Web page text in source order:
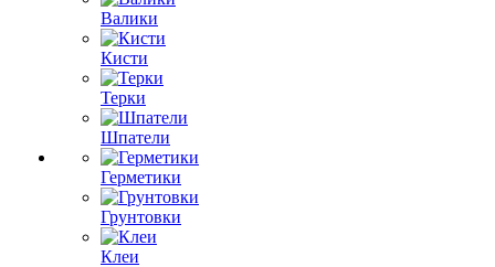
Валики
Кисти
Терки
Шпатели
Герметики
Грунтовки
Клеи